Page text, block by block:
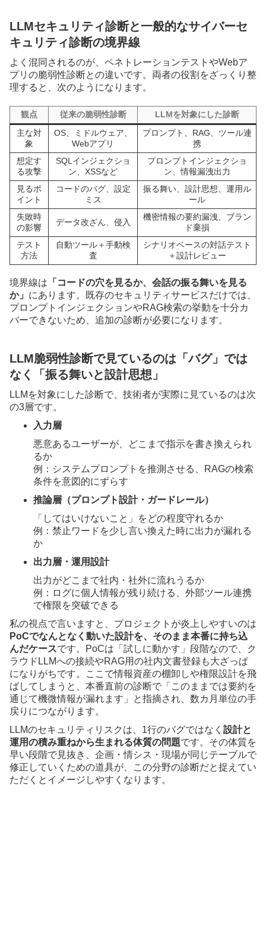
LLMセキュリティ診断と一般的なサイバーセ
キュリティ診断の境界線
よく混同されるのが、ペネトレーションテストやWebア
プリの脆弱性診断との違いです。両者の役割をざっくり整
理すると、次のようになります。
観点 従来の脆弱性診断
LLMを対象にした診断
主な対
象
OS、ミドルウェア、
Webアプリ
プロンプト、RAG、ツール連
携
想定す
る攻撃
SQLインジェクショ
ン、XSSなど
プロンプトインジェクショ
ン、情報漏洩出力
見るポ
イント
コードのバグ、設定
ミス
振る舞い、設計思想、運用ル
ール
失敗時
の影響
データ改ざん、侵入
機密情報の要約漏洩、ブラン
ド棄損
テスト
方法
自動ツール＋手動検
査
シナリオベースの対話テスト
＋設計レビュー
境界線は 「コードの穴を見るか、会話の振る舞いを見る
か」 にあります。既存のセキュリティサービスだけでは、
プロンプトインジェクションやRAG検索の挙動を十分カ
バーできないため、追加の診断が必要になります。
LLM脆弱性診断で見ているのは「バグ」では
なく「振る舞いと設計思想」
LLMを対象にした診断で、技術者が実際に見ているのは次
の3層です。
入力層
悪意あるユーザーが、どこまで指示を書き換えられ
るか
例：システムプロンプトを推測させる、RAGの検索
条件を意図的にずらす
推論層（プロンプト設計・ガードレール）
「してはいけないこと」をどの程度守れるか
例：禁止ワードを少し言い換えた時に出力が漏れる
か
出力層・運用設計
出力がどこまで社内・社外に流れうるか
例：ログに個人情報が残り続ける、外部ツール連携
で権限を突破できる
私の視点で言いますと、プロジェクトが炎上しやすいのは
PoCでなんとなく動いた設計を、そのまま本番に持ち込
んだケースです。PoCは「試しに動かす」段階なので、ク
ラウドLLMへの接続やRAG用の社内文書登録も大ざっぱ
になりがちです。ここで情報資産の棚卸しや権限設計を飛
ばしてしまうと、本番直前の診断で「このままでは要約を
通じて機微情報が漏れます」と指摘され、数カ月単位の手
戻りにつながります。
LLMのセキュリティリスクは、1行のバグではなく 設計と
運用の積み重ねから生まれる体質の問題です。その体質を
早い段階で見抜き、企画・情シス・現場が同じテーブルで
修正していくための道具が、この分野の診断だと捉えてい
ただくとイメージしやすくなります。